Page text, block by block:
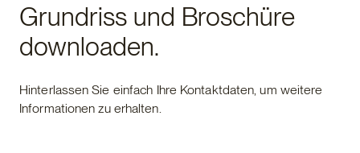
Grundriss und Broschüre
downloaden.
Hinterlassen Sie einfach Ihre Kontaktdaten, um weitere
Informationen zu erhalten.